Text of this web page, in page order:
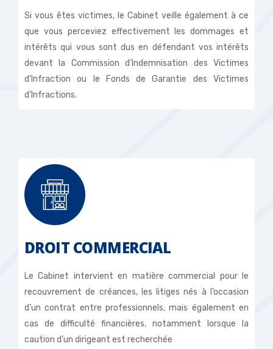
Si vous êtes victimes, le Cabinet veille également à ce
que vous perceviez effectivement les dommages et
intérêts qui vous sont dus en défendant vos intérêts
devant la Commission d’Indemnisation des Victimes
d’Infraction ou le Fonds de Garantie des Victimes
d’Infractions.
DROIT COMMERCIAL
Le Cabinet intervient en matière commercial pour le
recouvrement de créances, les litiges nés à l’occasion
d’un contrat entre professionnels, mais également en
cas de difficulté financières, notamment lorsque la
caution d’un dirigeant est recherchée